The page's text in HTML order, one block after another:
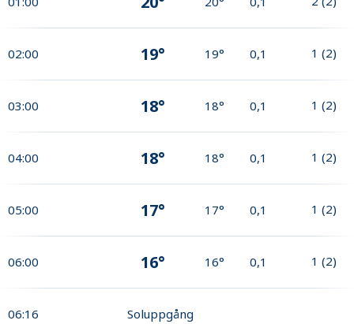
02:00 19° 19° 0,1 1 (2)
03:00 18° 18° 0,1 1 (2)
04:00 18° 18° 0,1 1 (2)
05:00 17° 17° 0,1 1 (2)
06:00 16° 16° 0,1 1 (2)
06:16 Soluppgång